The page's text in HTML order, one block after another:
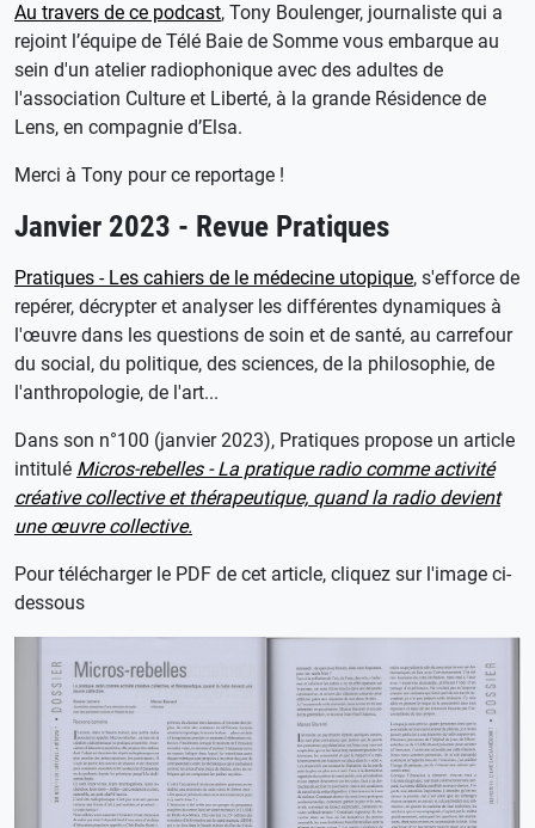
Au travers de ce podcast, Tony Boulenger, journaliste qui a
rejoint l’équipe de Télé Baie de Somme vous embarque au
sein d'un atelier radiophonique avec des adultes de
l'association Culture et Liberté, à la grande Résidence de
Lens, en compagnie d’Elsa.
Merci à Tony pour ce reportage !
Janvier 2023 - Revue Pratiques
Pratiques - Les cahiers de le médecine utopique, s'efforce de
repérer, décrypter et analyser les différentes dynamiques à
l'œuvre dans les questions de soin et de santé, au carrefour
du social, du politique, des sciences, de la philosophie, de
l'anthropologie, de l'art...
Dans son n°100 (janvier 2023), Pratiques propose un article
intitulé Micros-rebelles - La pratique radio comme activité
créative collective et thérapeutique, quand la radio devient
une œuvre collective.
Pour télécharger le PDF de cet article, cliquez sur l'image ci-
dessous